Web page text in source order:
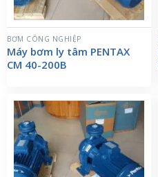
BƠM CÔNG NGHIỆP
Máy bơm ly tâm PENTAX
CM 40-200B